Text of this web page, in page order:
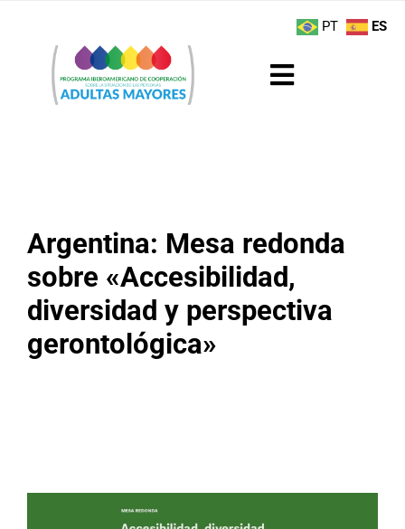
contenido
Toggle
Actividades
Buenas Prácticas
Argentina: Mesa redonda
sobre «Accesibilidad,
diversidad y perspectiva
gerontológica»
PT ES